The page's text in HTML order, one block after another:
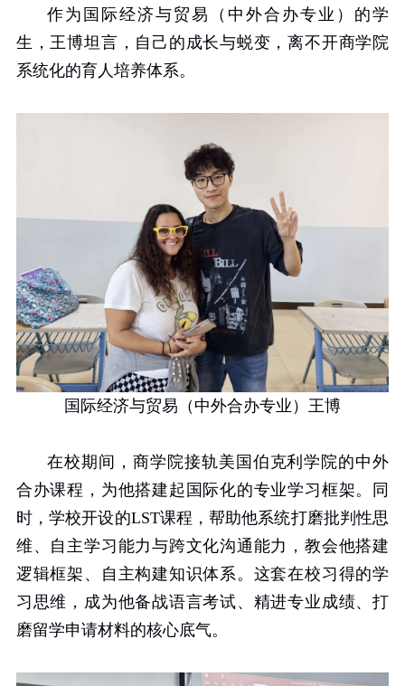
作为国际经济与贸易（中外合办专业）的学
生，王博坦言，自己的成长与蜕变，离不开商学院
系统化的育人培养体系。
国际经济与贸易（中外合办专业）王博
在校期间，商学院接轨美国伯克利学院的中外
合办课程，为他搭建起国际化的专业学习框架。同
时，学校开设的LST课程，帮助他系统打磨批判性思
维、自主学习能力与跨文化沟通能力，教会他搭建
逻辑框架、自主构建知识体系。这套在校习得的学
习思维，成为他备战语言考试、精进专业成绩、打
磨留学申请材料的核心底气。